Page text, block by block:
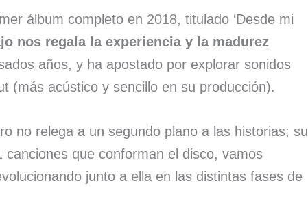
álbum completo en 2018, titulado ‘Desde mi
nos regala la experiencia y la madurez
años, y ha apostado por explorar sonidos
(más acústico y sencillo en su producción).
no relega a un segundo plano a las historias; su
que conforman el disco, vamos
junto a ella en las distintas fases de